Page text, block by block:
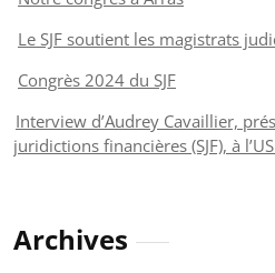
Le SJF soutient les magistrats
Congrès 2024 du SJF
Interview d’Audrey Cavaillier,
juridictions financières (SJF), à
Archives